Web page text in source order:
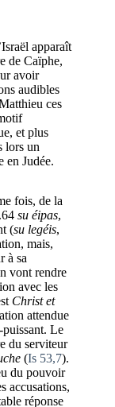
apparaît
de Caïphe,
avoir
audibles
ces
et plus
lors un
en Judée.
fois, de la
su éipas,
(su legéis,
mais,
à sa
vont rendre
avec les
Christ et
attendue
puissant. Le
du serviteur
(Is 53,7).
du pouvoir
accusations,
réponse